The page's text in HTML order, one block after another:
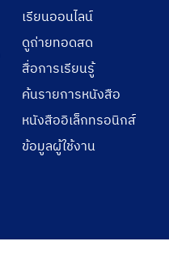
เรียนออนไลน์
ดูถ่ายทอดสด
สื่อการเรียนรู้
ค้นรายการหนังสือ
หนังสืออิเล็กทรอนิกส์
ข้อมูลผู้ใช้งาน